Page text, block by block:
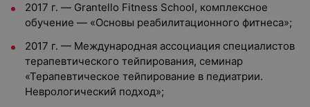
2017 г. — Grantello Fitness School, комплексное
обучение — «Основы реабилитационного фитнеса»;
2017 г. — Международная ассоциация специалистов
терапевтического тейпирования, семинар
«Терапевтическое тейпирование в педиатрии.
Неврологический подход»;